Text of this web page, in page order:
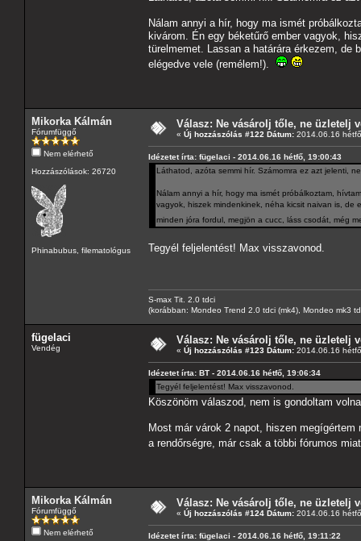
Nálam annyi a hír, hogy ma ismét
kivárom. Én egy béketűrő ember vagyok,
türelmemet. Lassan a határára érkezem, de
elégedve vele (remélem!).
Mikorka Kálmán
Fórumfüggő
Nem elérhető
Hozzászólások: 26720
Phinabubus, filematológus
Válasz: Ne vásárolj tőle, ne üzletelj
« Új hozzászólás #122 Dátum: 2014.06.16
Idézetet írta: fügelaci - 2014.06.16 hétfő, 19:00:43
Láthatod, azóta semmi hír. Számomra ez azt jelenti,
Nálam annyi a hír, hogy ma ismét próbálkoztam,
vagyok, hiszek mindenkinek, néha kicsit naivan is,
minden jóra fordul, megjön a cucc, láss csodát, még
Tegyél feljelentést! Max visszavonod.
S-max Tit. 2.0 tdci
(korábban: Mondeo Trend 2.0 tdci (mk4), Mondeo mk3
fügelaci
Vendég
Válasz: Ne vásárolj tőle, ne üzletelj
« Új hozzászólás #123 Dátum: 2014.06.16
Idézetet írta: BT - 2014.06.16 hétfő, 19:06:34
Tegyél feljelentést! Max visszavonod.
Köszönöm válaszod, nem is gondoltam
Most már várok 2 napot, hiszen
a rendőrségre, már csak a többi fórumos
Mikorka Kálmán
Fórumfüggő
Nem elérhető
Válasz: Ne vásárolj tőle, ne üzletelj
« Új hozzászólás #124 Dátum: 2014.06.16
Idézetet írta: fügelaci - 2014.06.16 hétfő, 19:11:22